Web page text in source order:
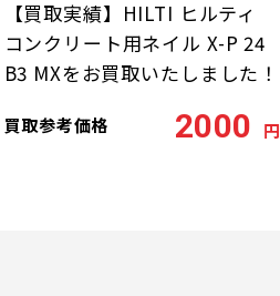
【買取実績】HILTI ヒルティ
コンクリート用ネイル X-P 24
B3 MXをお買取いたしました！
買取参考価格 2000 円